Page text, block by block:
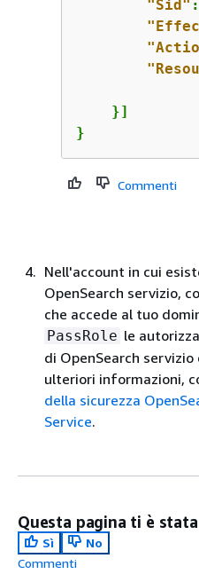
"Sid"
    }]
}
Commenti
Nell'account in cui
OpenSearch servizio,
che accede al tuo
PassRole le
di OpenSearch
ulteriori informazioni,
della sicurezza
Service.
Questa pagina ti è
Sì
No
Commenti